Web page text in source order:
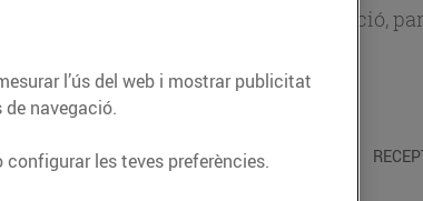
d’actualitat sobre alimentació,
altres temes.
ENERGIA GASTRONOMIA I TRADICIONS
l’ús del web i mostrar publicitat
navegació.
les teves preferències.